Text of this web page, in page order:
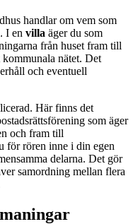
handlar om vem som
I en villa äger du som
från huset fram till
nätet. Det
och eventuell
Här finns det
som äger
och fram till
för rören inne i din egen
delarna. Det gör
samordning mellan flera